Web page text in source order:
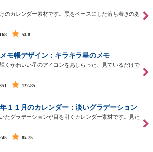
のカレンダー素材です。黒をベースにした落ち着きのあ
168 58.8
モ帳デザイン：キラキラ星のメモ
くかわいい星のアイコンをあしらった、見ているだけで
351 122.85
１１月のカレンダー：淡いグラデーション
たグラデーションが目を引くカレンダー素材です。見た
245 85.75